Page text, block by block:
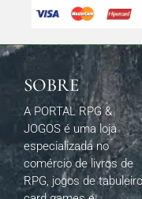
SOBRE
A PORTAL RPG &
JOGOS é uma loja
especializada no
comércio de livros de
RPG, jogos de